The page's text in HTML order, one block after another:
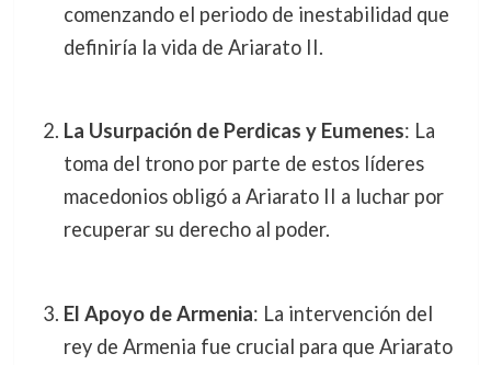
comenzando el periodo de inestabilidad que
definiría la vida de Ariarato II.
La Usurpación de Perdicas y Eumenes: La
toma del trono por parte de estos líderes
macedonios obligó a Ariarato II a luchar por
recuperar su derecho al poder.
El Apoyo de Armenia: La intervención del
rey de Armenia fue crucial para que Ariarato